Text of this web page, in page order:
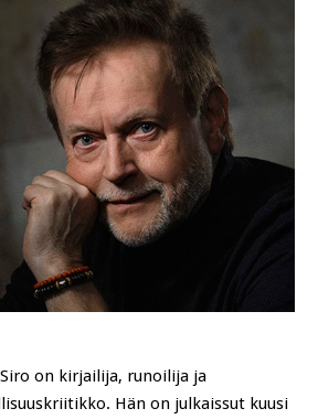
Siro on kirjailija, runoilija ja
Hän on julkaissut kuusi